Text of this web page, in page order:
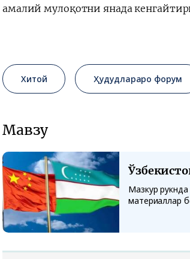
амалий мулоқотни янада
Хитой Ҳудудлараро форум
Мавзу
Мазкур
материаллар